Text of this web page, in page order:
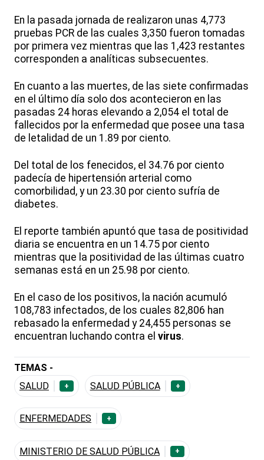
En la pasada jornada de realizaron unas 4,773
pruebas PCR de las cuales 3,350 fueron tomadas
por primera vez mientras que las 1,423 restantes
corresponden a analíticas subsecuentes.
En cuanto a las muertes, de las siete confirmadas
en el último día solo dos acontecieron en las
pasadas 24 horas elevando a 2,054 el total de
fallecidos por la enfermedad que posee una tasa
de letalidad de un 1.89 por ciento.
Del total de los fenecidos, el 34.76 por ciento
padecía de hipertensión arterial como
comorbilidad, y un 23.30 por ciento sufría de
diabetes.
El reporte también apuntó que tasa de positividad
diaria se encuentra en un 14.75 por ciento
mientras que la positividad de las últimas cuatro
semanas está en un 25.98 por ciento.
En el caso de los positivos, la nación acumuló
108,783 infectados, de los cuales 82,806 han
rebasado la enfermedad y 24,455 personas se
encuentran luchando contra el virus.
TEMAS -
SALUD
+ SALUD PÚBLICA +
ENFERMEDADES +
MINISTERIO DE SALUD PÚBLICA +